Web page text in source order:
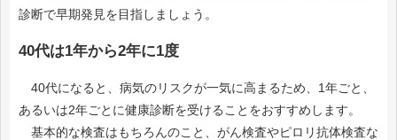
診断で早期発見を目指しましょう。
40代は1年から2年に1度
40代になると、病気のリスクが一気に高まるため、1年ごと、
あるいは2年ごとに健康診断を受けることをおすすめします。
基本的な検査はもちろんのこと、がん検査やピロリ抗体検査な